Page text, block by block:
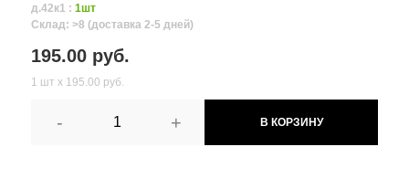
д.42к1 : 1шт
Склад: >8 (доставка 2-5 дней)
195.00 руб.
1 шт х 195.00 руб.
- + В КОРЗИНУ